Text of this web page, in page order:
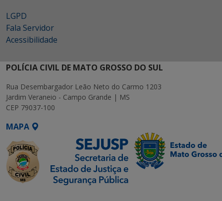
LGPD
Fala Servidor
Acessibilidade
POLÍCIA CIVIL DE MATO GROSSO DO SUL
Rua Desembargador Leão Neto do Carmo 1203
Jardim Veraneio - Campo Grande | MS
CEP 79037-100
MAPA